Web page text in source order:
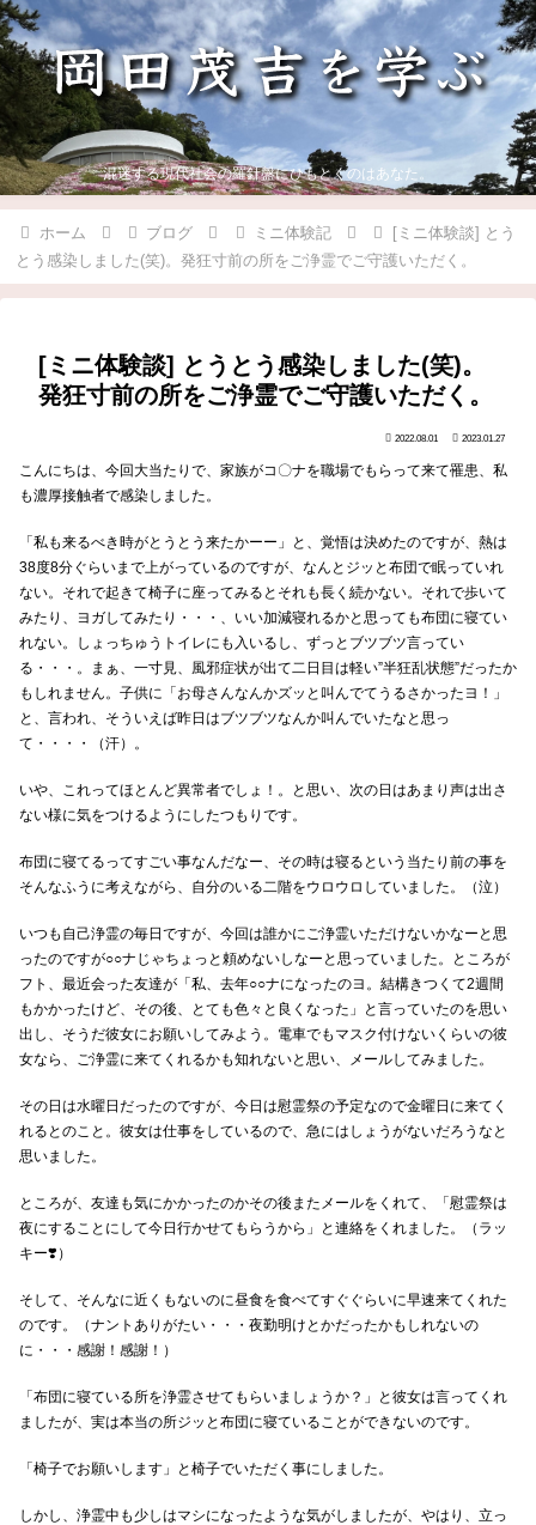
混迷する現代社会の羅針盤にひもとくのはあなた。
ホーム ブログ ミニ体験記
[ミニ体験談] とう
とう感染しました(笑)。発狂寸前の所をご浄霊でご守護いただく。
[ミニ体験談] とうとう感染しました(笑)。
発狂寸前の所をご浄霊でご守護いただく。
2022.08.01 2023.01.27
こんにちは、今回大当たりで、家族がコ〇ナを職場でもらって来て罹患、私
も濃厚接触者で感染しました。
「私も来るべき時がとうとう来たかーー」と、覚悟は決めたのですが、熱は
38度8分ぐらいまで上がっているのですが、なんとジッと布団で眠っていれ
ない。それで起きて椅子に座ってみるとそれも長く続かない。それで歩いて
みたり、ヨガしてみたり・・・、いい加減寝れるかと思っても布団に寝てい
れない。しょっちゅうトイレにも入いるし、ずっとブツブツ言ってい
る・・・。まぁ、一寸見、風邪症状が出て二日目は軽い”半狂乱状態”だったか
もしれません。子供に「お母さんなんかズッと叫んでてうるさかったヨ！」
と、言われ、そういえば昨日はブツブツなんか叫んでいたなと思っ
て・・・・（汗）。
いや、これってほとんど異常者でしょ！。と思い、次の日はあまり声は出さ
ない様に気をつけるようにしたつもりです。
布団に寝てるってすごい事なんだなー、その時は寝るという当たり前の事を
そんなふうに考えながら、自分のいる二階をウロウロしていました。（泣）
いつも自己浄霊の毎日ですが、今回は誰かにご浄霊いただけないかなーと思
ったのですが○○ナじゃちょっと頼めないしなーと思っていました。ところが
フト、最近会った友達が「私、去年○○ナになったのヨ。結構きつくて2週間
もかかったけど、その後、とても色々と良くなった」と言っていたのを思い
出し、そうだ彼女にお願いしてみよう。電車でもマスク付けないくらいの彼
女なら、ご浄霊に来てくれるかも知れないと思い、メールしてみました。
その日は水曜日だったのですが、今日は慰霊祭の予定なので金曜日に来てく
れるとのこと。彼女は仕事をしているので、急にはしょうがないだろうなと
思いました。
ところが、友達も気にかかったのかその後またメールをくれて、「慰霊祭は
夜にすることにして今日行かせてもらうから」と連絡をくれました。（ラッ
キー❣️）
そして、そんなに近くもないのに昼食を食べてすぐぐらいに早速来てくれた
のです。（ナントありがたい・・・夜勤明けとかだったかもしれないの
に・・・感謝！感謝！）
「布団に寝ている所を浄霊させてもらいましょうか？」と彼女は言ってくれ
ましたが、実は本当の所ジッと布団に寝ていることができないのです。
「椅子でお願いします」と椅子でいただく事にしました。
しかし、浄霊中も少しはマシになったような気がしましたが、やはり、立っ